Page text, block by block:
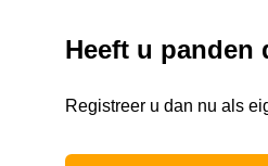
Heeft u panden
Registreer u dan nu als